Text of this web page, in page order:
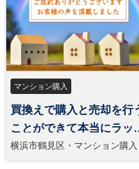
マンション購入
買換えで購入と売却を行
ことができて本当にラッ
ー。
横浜市鶴見区・マンション購入